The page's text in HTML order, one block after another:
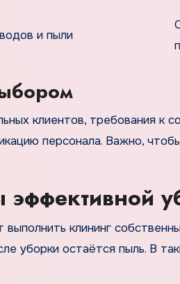
и пыли
клиентов, требования к
персонала. Важно,
эффективной
клининг
уборки остаётся пыль. В